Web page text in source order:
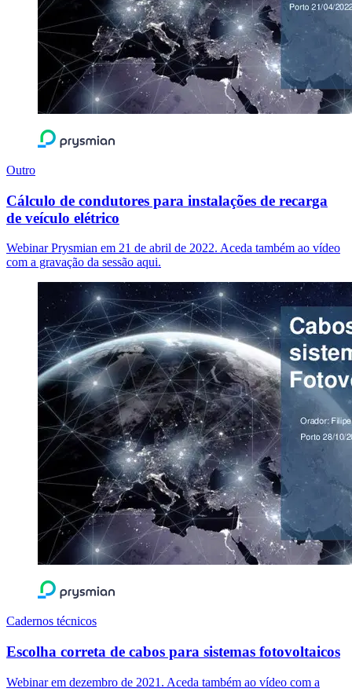
Outro
Cálculo de condutores para instalações de recarga
de veículo elétrico
Webinar Prysmian em 21 de abril de 2022. Aceda também ao vídeo
com a gravação da sessão aqui.
Cadernos técnicos
Escolha correta de cabos para sistemas fotovoltaicos
Webinar em dezembro de 2021. Aceda também ao vídeo com a